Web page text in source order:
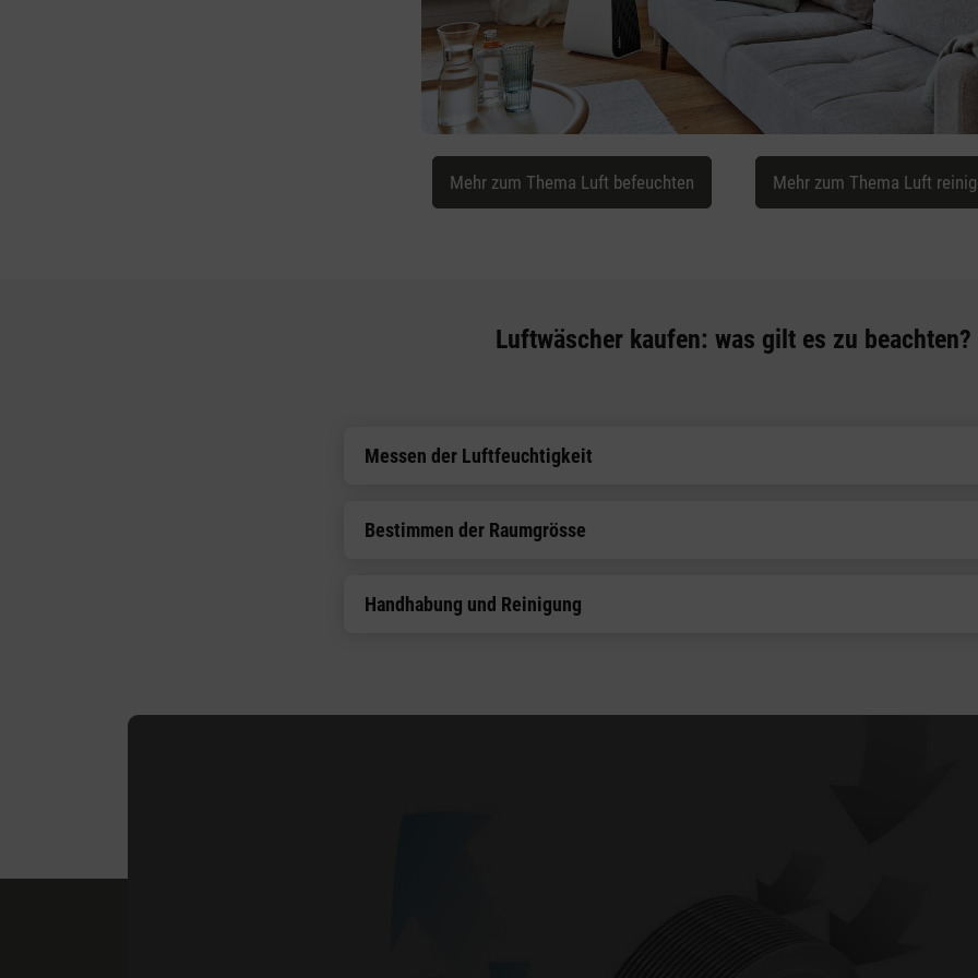
Mehr zum Thema Luft befeuchten Mehr zum Thema Luft
Luftwäscher kaufen: was gilt es zu beachten?
Messen der Luftfeuchtigkeit
Bestimmen der Raumgrösse
Handhabung und Reinigung